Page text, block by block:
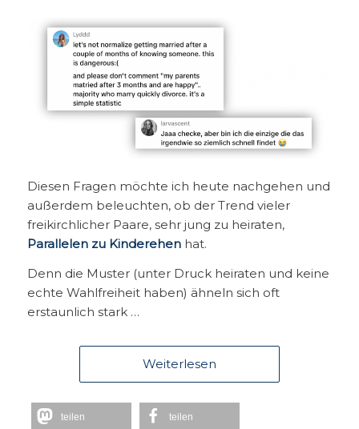
Diesen Fragen möchte ich heute nachgehen und
außerdem beleuchten, ob der Trend vieler
freikirchlicher Paare, sehr jung zu heiraten,
Parallelen zu Kinderehenhat.
Denn die Muster (unter Druck heiraten und keine
echte Wahlfreiheit haben) ähneln sich oft
erstaunlich stark …
Weiterlesen
teilen teilen